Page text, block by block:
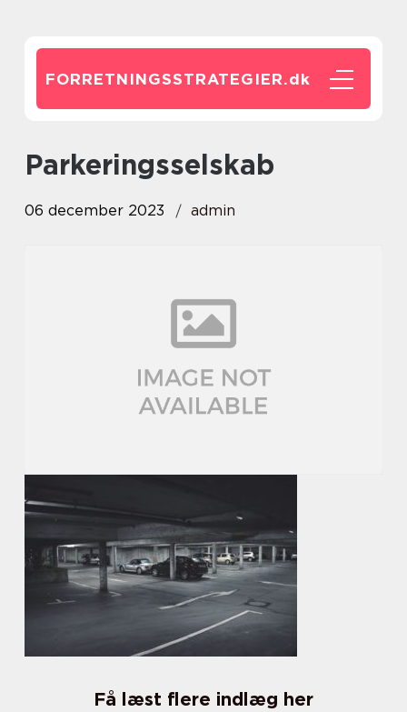
FORRETNINGSSTRATEGIER.dk
Parkeringsselskab
06 december 2023 admin
Få læst flere indlæg her